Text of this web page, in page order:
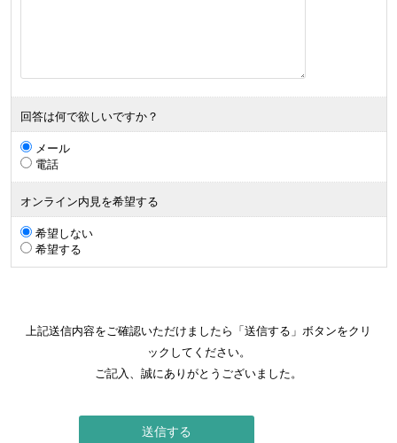
回答は何で欲しいですか？
メール
電話
オンライン内見を希望する
希望しない
希望する
上記送信内容をご確認いただけましたら「送信する」ボタンをクリ
ックしてください。
ご記入、誠にありがとうございました。